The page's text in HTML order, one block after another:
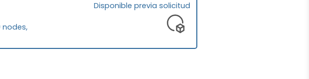
nodes,
Disponible previa solicitud